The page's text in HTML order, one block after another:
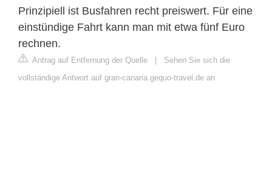
Prinzipiell ist Busfahren recht preiswert. Für eine
einstündige Fahrt kann man mit etwa fünf Euro
rechnen.
Antrag auf Entfernung der Quelle
Sehen Sie sich die
vollständige Antwort auf gran-canaria.gequo-travel.de an